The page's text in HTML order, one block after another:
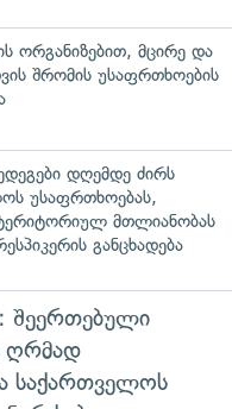
ორგანიზებით, მცირე და
შრომის უსაფრთხოების
დღემდე ძირს
უსაფრთხოებას,
მთლიანობას
განცხადება
შეერთებული
ღრმად
საქართველოს